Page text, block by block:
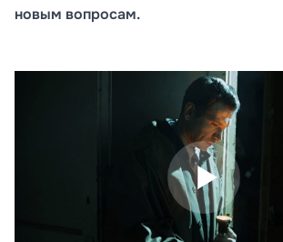
новым вопросам.